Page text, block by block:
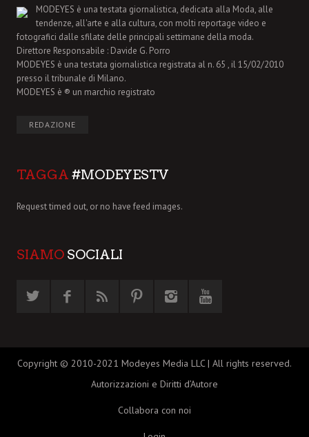
MODEYES è una testata giornalistica, dedicata alla Moda, alle
tendenze, all'arte e alla cultura, con molti reportage video e
fotografici dalle sfilate delle principali settimane della moda.
Direttore Responsabile : Davide G. Porro
MODEYES è una testata giornalistica registrata al n. 65 , il 15/02/2010
presso il tribunale di Milano.
MODEYES è ® un marchio registrato
REDAZIONE
TAGGA #MODEYESTV
Request timed out, or no have feed images.
SIAMO SOCIALI
Copyright © 2010-2021 Modeyes Media LLC | All rights reserved.
Autorizzazioni e Diritti d’Autore
Collabora con noi